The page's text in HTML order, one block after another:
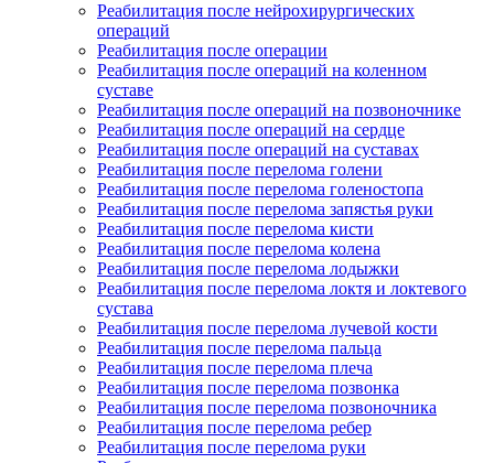
Реабилитация после нейрохирургических
операций
Реабилитация после операции
Реабилитация после операций на коленном
суставе
Реабилитация после операций на позвоночнике
Реабилитация после операций на сердце
Реабилитация после операций на суставах
Реабилитация после перелома голени
Реабилитация после перелома голеностопа
Реабилитация после перелома запястья руки
Реабилитация после перелома кисти
Реабилитация после перелома колена
Реабилитация после перелома лодыжки
Реабилитация после перелома локтя и локтевого
сустава
Реабилитация после перелома лучевой кости
Реабилитация после перелома пальца
Реабилитация после перелома плеча
Реабилитация после перелома позвонка
Реабилитация после перелома позвоночника
Реабилитация после перелома ребер
Реабилитация после перелома руки